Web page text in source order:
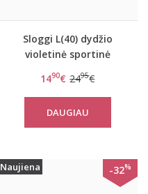
Sloggi L(40) dydžio
violetinė sportinė
Flow Top 1
1490€ 2495€
DAUGIAU
Naujiena -32%